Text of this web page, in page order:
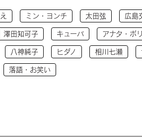
ミン・ヨンチ 太田弦 広島
澤田知可子 キューバ アナタ・ボ
八神純子 ヒダノ 相川七瀬
落語・お笑い